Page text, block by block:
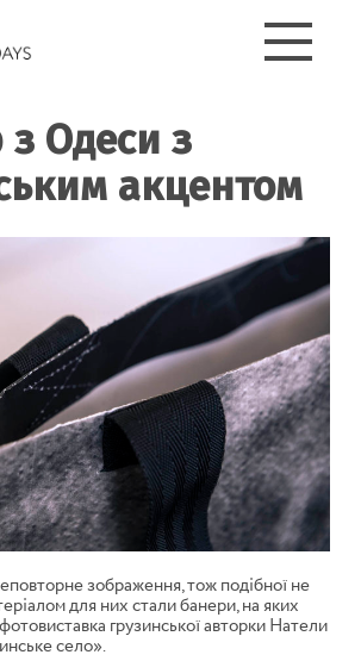
з Одеси з
акцентом
зображення, тож подібної не
для них стали банери, на яких
грузинської авторки Натели
село».